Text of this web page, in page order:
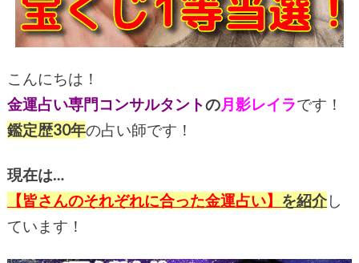
こんにちは！
金運占い専門コンサルタントの月影レイラです！
鑑定歴30年の占い師です！
現在は…
【皆さんのそれぞれに合った金運占い】 を紹介し
ています！